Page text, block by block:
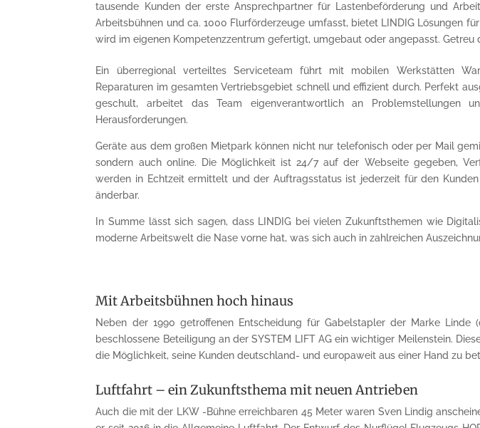
tausende Kunden der erste Ansprechpartner für Lastenbeförderung und
Arbeitsbühnen und ca. 1000 Flurförderzeuge umfasst, bietet LINDIG Lösungen
wird im eigenen Kompetenzzentrum gefertigt, umgebaut oder angepasst. Getreu
Ein überregional verteiltes Serviceteam führt mit mobilen Werkstätten
Reparaturen im gesamten Vertriebsgebiet schnell und effizient durch. Perfekt
geschult, arbeitet das Team eigen­ver­ant­wortlich an Problemstellungen
Herausfor­der­ungen.
Geräte aus dem großen Mietpark können nicht nur telefonisch oder per Mail
sondern auch online. Die Möglichkeit ist 24/7 auf der Webseite gegeben,
werden in Echtzeit ermittelt und der Auftragsstatus ist jederzeit für den
änderbar.
In Summe lässt sich sagen, dass LINDIG bei vielen Zukunftsthemen wie
moderne Arbeitswelt die Nase vorne hat, was sich auch in zahlreichen
Mit Arbeitsbühnen hoch hinaus
Neben der 1990 getroffenen Entscheidung für Gabelstapler der Marke
beschlossene Beteiligung an der SYSTEM LIFT AG ein wichtiger Meilenstein.
die Möglichkeit, seine Kunden deutschland- und europaweit aus einer Hand zu
Luftfahrt – ein Zukunftsthema mit neuen Antrieben
Auch die mit der LKW -Bühne erreichbaren 45 Meter waren Sven Lindig